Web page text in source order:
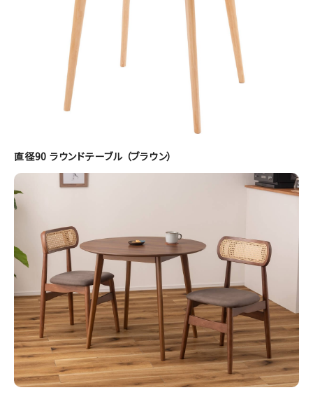
直径90 ラウンドテーブル （ブラウン）